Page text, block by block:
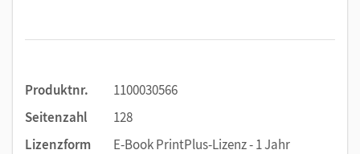
Produktnr.
1100030566
Seitenzahl
128
Lizenzform
E-Book PrintPlus-Lizenz - 1 Jahr